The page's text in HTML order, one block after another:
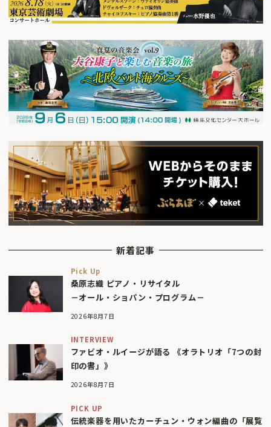
新着記事
Pick Up
桑原志織 ピアノ・リサイタル
－オール・ショパン・プログラム－
2026年8月7日
INTERVIEW
ファビオ・ルイージが語る 《オラトリオ「7つの封
印の書」》
2026年8月7日
PICK UP
伝統楽器を用いたカーチュン・ウォン編曲の「展覧